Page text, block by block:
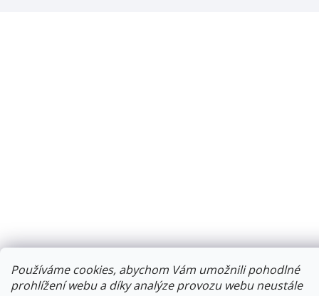
Používáme cookies, abychom Vám umožnili pohodlné
prohlížení webu a díky analýze provozu webu neustále